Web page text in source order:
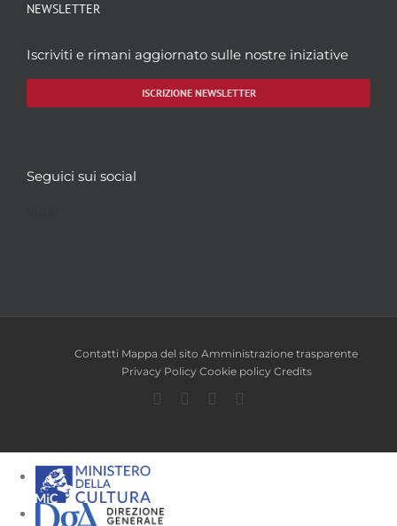
NEWSLETTER
Iscriviti e rimani aggiornato sulle nostre iniziative
ISCRIZIONE NEWSLETTER
Seguici sui social
Contatti Mappa del sito Amministrazione trasparente
Privacy Policy Cookie policy Credits
Facebook
TwitterYouTube